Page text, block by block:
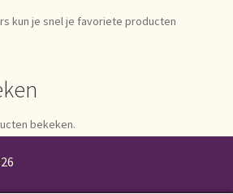
livraison
kun je snel je favoriete producten
bekeken.